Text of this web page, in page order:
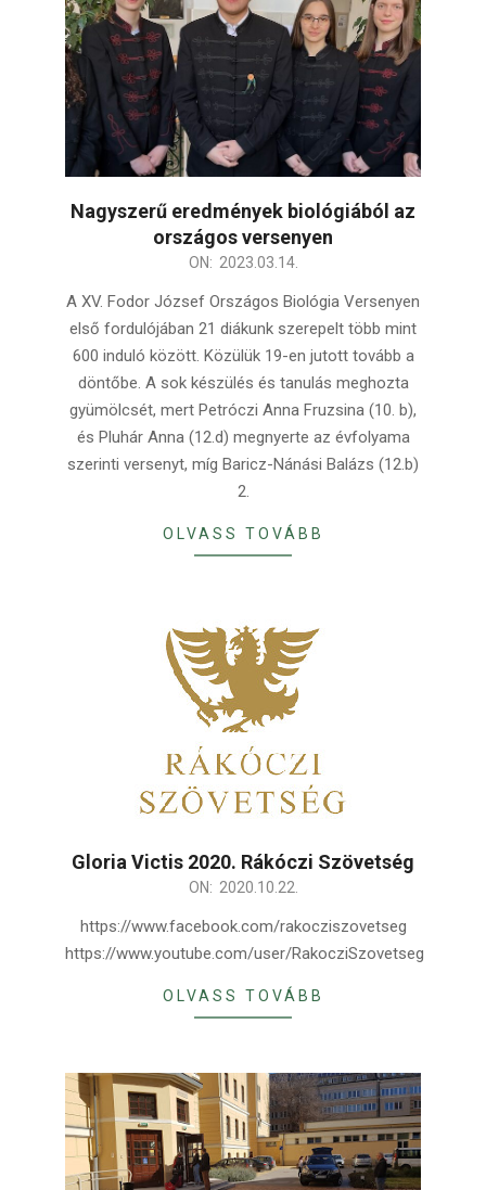
Nagyszerű eredmények biológiából az
országos versenyen
ON: 2023.03.14.
A XV. Fodor József Országos Biológia Versenyen
első fordulójában 21 diákunk szerepelt több mint
600 induló között. Közülük 19-en jutott tovább a
döntőbe. A sok készülés és tanulás meghozta
gyümölcsét, mert Petróczi Anna Fruzsina (10. b),
és Pluhár Anna (12.d) megnyerte az évfolyama
szerinti versenyt, míg Baricz-Nánási Balázs (12.b)
2.
OLVASS TOVÁBB
Gloria Victis 2020. Rákóczi Szövetség
ON: 2020.10.22.
https://www.facebook.com/rakocziszovetseg
https://www.youtube.com/user/RakocziSzovetseg
OLVASS TOVÁBB